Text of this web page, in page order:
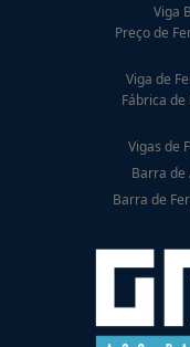
Viga
Preço de
Viga de
Fábrica
Vigas de
Barra de
Barra de